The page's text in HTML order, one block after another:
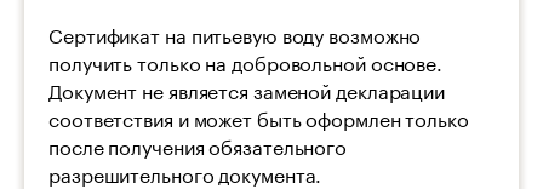
Сертификат на питьевую воду возможно
получить только на добровольной основе.
Документ не является заменой декларации
соответствия и может быть оформлен только
после получения обязательного
разрешительного документа.